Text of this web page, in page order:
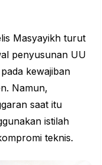
Masyayikh turut
penyusunan UU
kewajiban
Namun,
saat itu
istilah
teknis.